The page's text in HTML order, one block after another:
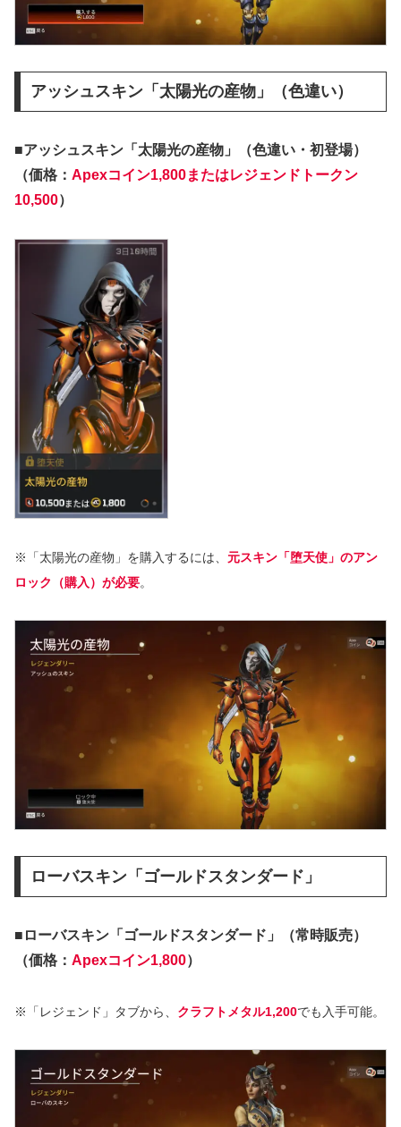
アッシュスキン「太陽光の産物」（色違い）
■アッシュスキン「太陽光の産物」（色違い・初登場）
（価格： Apexコイン1,800またはレジェンドトークン
10,500）
※「太陽光の産物」を購入するには、 元スキン「堕天使」のアン
ロック（購入）が必要。
ローバスキン「ゴールドスタンダード」
■ローバスキン「ゴールドスタンダード」（常時販売）
（価格： Apexコイン1,800）
※「レジェンド」タブから、 クラフトメタル1,200でも入手可能。